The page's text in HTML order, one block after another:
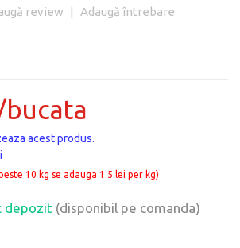
review | Adaugă întrebare
Lei /bucata
acest produs.
10 kg se adauga 1.5 lei per kg)
depozit (disponibil pe comanda)